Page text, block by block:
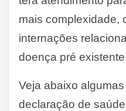
mais complexidade,
internações
doença pré
Veja abaixo
declaração de